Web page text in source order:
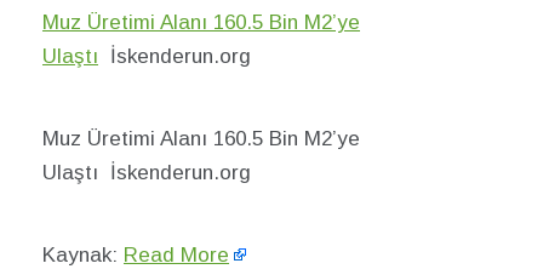
Muz Üretimi Alanı 160.5 Bin M2’ye
Ulaştı İskenderun.org
Muz Üretimi Alanı 160.5 Bin M2’ye
Ulaştı İskenderun.org
Kaynak: Read More